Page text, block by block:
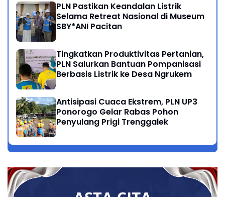
PLN Pastikan Keandalan Listrik
Selama Retreat Nasional di Museum
SBY*ANI Pacitan
Tingkatkan Produktivitas Pertanian,
PLN Salurkan Bantuan Pompanisasi
Berbasis Listrik ke Desa Ngrukem
Antisipasi Cuaca Ekstrem, PLN UP3
Ponorogo Gelar Rabas Pohon
Penyulang Prigi Trenggalek